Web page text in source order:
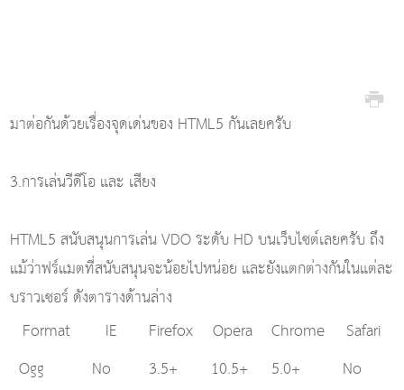
มาต่อกันด้วยเรื่องจุดเด่นของ HTML5 กันเลยครับ
3.การเล่นวีดีโอ และ เสียง
HTML5 สนับสนุนการเล่น VDO ระดับ HD บนเว็บไซต์เลยครับ ถึง
แม้ว่าฟร์แมตที่สนับสนุนจะน้อยไปหน่อย และยังแตกต่างกันในแต่ละ
บราวเซอร์ ดังตารางด้านล่าง
Format
IE Firefox Opera Chrome
Safari
Ogg
No 3.5+ 10.5+ 5.0+
No